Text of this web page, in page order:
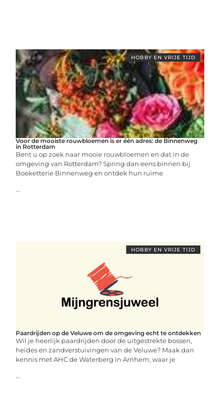
HOBBY EN VRIJE TIJD
Voor de mooiste rouwbloemen is er één adres: de Binnenweg
in Rotterdam
Bent u op zoek naar mooie rouwbloemen en dat in de
omgeving van Rotterdam? Spring dan eens binnen bij
Boeketterie Binnenweg en ontdek hun ruime
...
HOBBY EN VRIJE TIJD
Paardrijden op de Veluwe om de omgeving echt te ontdekken
Wil je heerlijk paardrijden door de uitgestrekte bossen,
heides en zandverstuivingen van de Veluwe? Maak dan
kennis met AHC de Waterberg in Arnhem, waar je
...